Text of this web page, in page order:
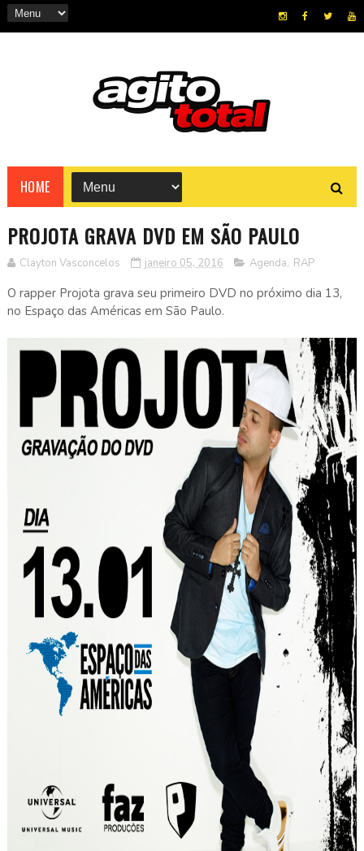
HOME
PROJOTA GRAVA DVD EM SÃO PAULO
Clayton Vasconcelos janeiro 05, 2016 Agenda, RAP
O rapper Projota grava seu primeiro DVD no próximo dia 13,
no Espaço das Américas em São Paulo.